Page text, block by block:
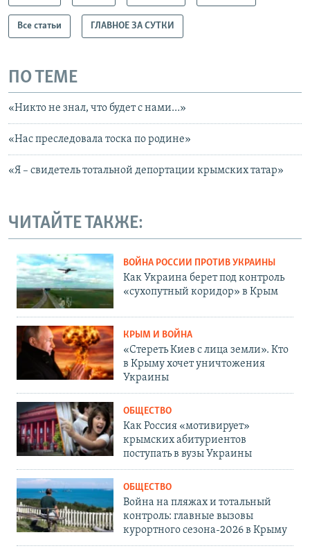
Все статьи ГЛАВНОЕ ЗА СУТКИ
ПО ТЕМЕ
«Никто не знал, что будет с нами…»
«Нас преследовала тоска по родине»
«Я – свидетель тотальной депортации крымских татар»
ЧИТАЙТЕ ТАКЖЕ:
ВОЙНА РОССИИ ПРОТИВ УКРАИНЫ
Как Украина берет под контроль
«сухопутный коридор» в Крым
КРЫМ И ВОЙНА
«Стереть Киев с лица земли». Кто
в Крыму хочет уничтожения
Украины
ОБЩЕСТВО
Как Россия «мотивирует»
крымских абитуриентов
поступать в вузы Украины
ОБЩЕСТВО
Война на пляжах и тотальный
контроль: главные вызовы
курортного сезона-2026 в Крыму